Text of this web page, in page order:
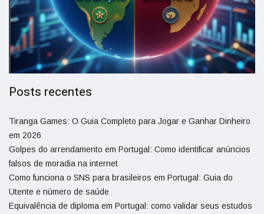
Posts recentes
Tiranga Games: O Guia Completo para Jogar e Ganhar Dinheiro
em 2026
Golpes do arrendamento em Portugal: Como identificar anúncios
falsos de moradia na internet
Como funciona o SNS para brasileiros em Portugal: Guia do
Utente e número de saúde
Equivalência de diploma em Portugal: como validar seus estudos